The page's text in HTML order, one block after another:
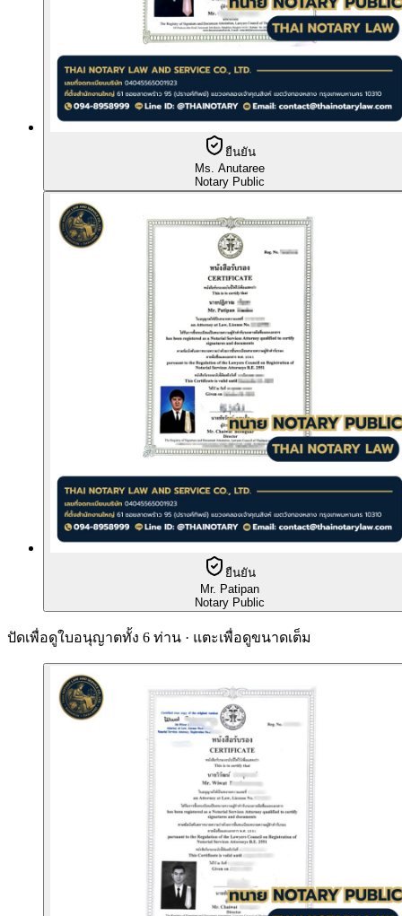
ยืนยัน
Ms. Anutaree
Notary Public
ยืนยัน
Mr. Patipan
Notary Public
ปัดเพื่อดูใบอนุญาตทั้ง 6 ท่าน · แตะเพื่อดูขนาดเต็ม